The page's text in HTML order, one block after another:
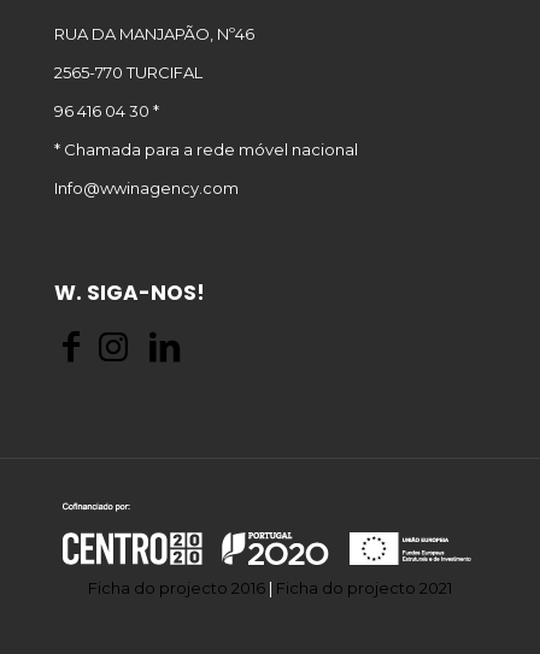
RUA DA MANJAPÃO, Nº46
2565-770 TURCIFAL
96 416 04 30 *
* Chamada para a rede móvel nacional
Info@wwinagency.com
W. SIGA-NOS!
Ficha do projecto 2016 | Ficha do projecto 2021